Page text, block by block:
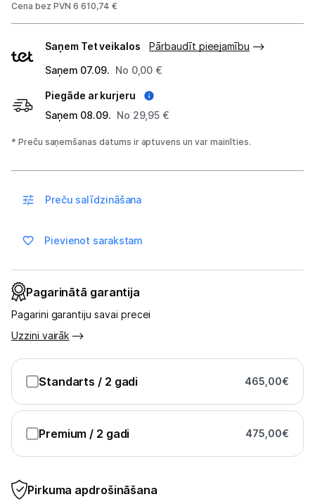
Cena bez PVN 6 610,74 €
veidi
Saņem Tet veikalos
Pārbaudīt pieejamību
Saņem 07.09. No 0,00 €
Piegāde ar kurjeru
Saņem 08.09. No 29,95 €
* Preču saņemšanas datums ir aptuvens un var mainīties.
Preču salīdzināšana
Pievienot sarakstam
Pirkuma apdrošināšana
Pagarinātā garantija
Pagarini garantiju savai precei
Uzzini vairāk
Standarts / 2 gadi 465,00€
Premium / 2 gadi 475,00€